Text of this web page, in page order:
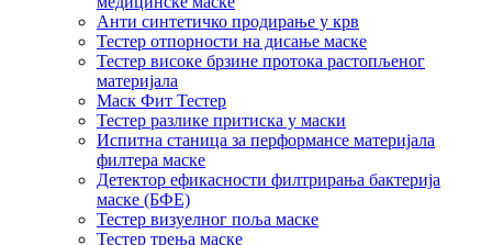
Анти синтетичко продирање у крв
Тестер отпорности на дисање маске
Тестер високе брзине протока растопљеног
материјала
Маск Фит Тестер
Тестер разлике притиска у маски
Испитна станица за перформансе материјала
филтера маске
Детектор ефикасности филтрирања бактерија
маске (БФЕ)
Тестер визуелног поља маске
Тестер трења маске